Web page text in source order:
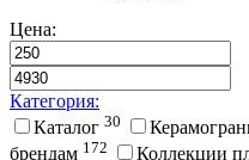
Цена:
Категория:
Каталог 30
брендам 172 Коллекции